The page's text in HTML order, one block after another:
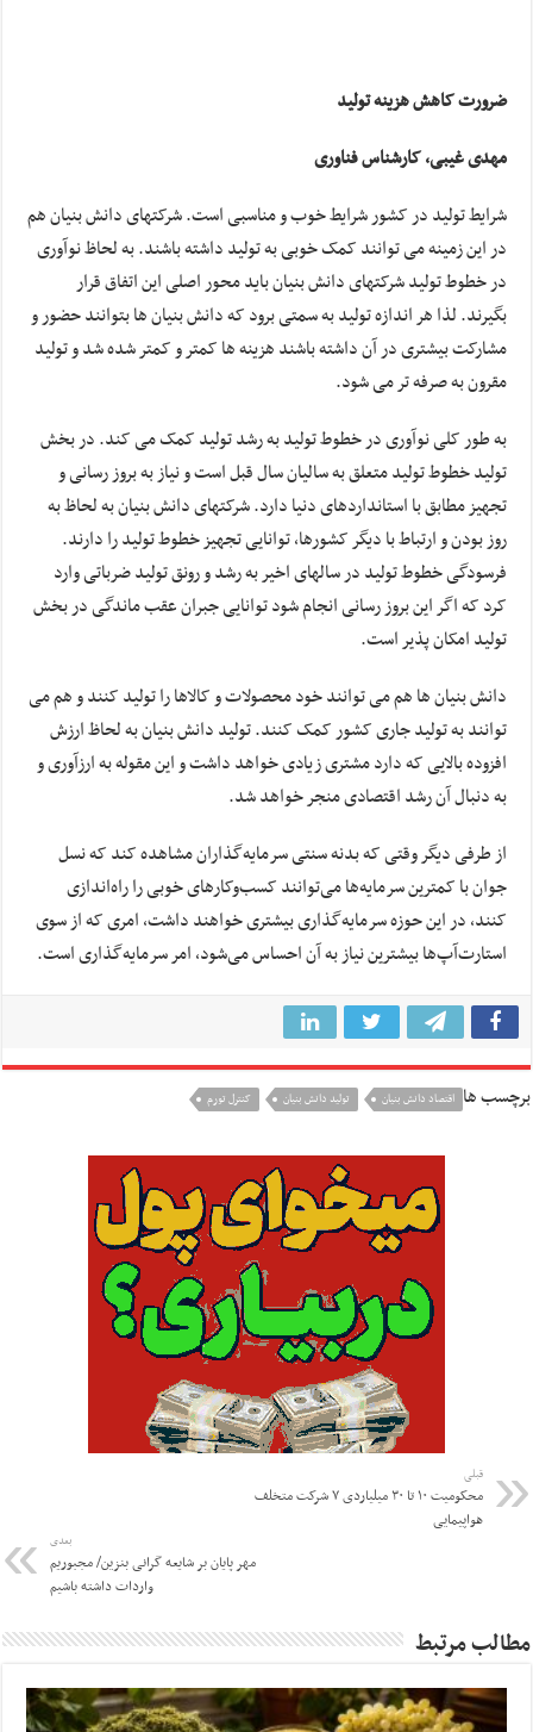
ضرورت کاهش هزینه تولید
مهدی غیبی، کارشناس فناوری
شرایط تولید در کشور شرایط خوب و مناسبی است. شرکتهای دانش بنیان هم
در این زمینه می توانند کمک خوبی به تولید داشته باشند. به لحاظ نوآوری
در خطوط تولید شرکتهای دانش بنیان باید محور اصلی این اتفاق قرار
بگیرند. لذا هر اندازه تولید به سمتی برود که دانش بنیان ها بتوانند حضور و
مشارکت بیشتری در آن داشته باشند هزینه ها کمتر و کمتر شده شد و تولید
مقرون به صرفه تر می شود.
به طور کلی نوآوری در خطوط تولید به رشد تولید کمک می کند. در بخش
تولید خطوط تولید متعلق به سالیان سال قبل است و نیاز به بروز رسانی و
تجهیز مطابق با استانداردهای دنیا دارد. شرکتهای دانش بنیان به لحاظ به
روز بودن و ارتباط با دیگر کشورها، توانایی تجهیز خطوط تولید را دارند.
فرسودگی خطوط تولید در سالهای اخیر به رشد و رونق تولید ضرباتی وارد
کرد که اگر این بروز رسانی انجام شود توانایی جبران عقب ماندگی در بخش
تولید امکان پذیر است.
دانش بنیان ها هم می توانند خود محصولات و کالاها را تولید کنند و هم می
توانند به تولید جاری کشور کمک کنند. تولید دانش بنیان به لحاظ ارزش
افزوده بالایی که دارد مشتری زیادی خواهد داشت و این مقوله به ارزآوری و
به دنبال آن رشد اقتصادی منجر خواهد شد.
از طرفی دیگر وقتی که بدنه سنتی سرمایه‌گذاران مشاهده کند که نسل
جوان با کمترین سرمایه‌ها می‌توانند کسب‌وکارهای خوبی را راه‌اندازی
کنند، در این حوزه سرمایه‌گذاری بیشتری خواهند داشت، امری که از سوی
استارت‌آپ‌ها بیشترین نیاز به آن احساس می‌شود، امر سرمایه‌گذاری است.
برچسب ها اقتصاد دانش بنیان تولید دانش بنیان کنترل تورم
قبلی
محکومیت ۱۰ تا ۳۰ میلیاردی ۷ شرکت متخلف
هواپیمایی
بعدی
مهر پایان بر شایعه گرانی بنزین/ مجبوریم
واردات داشته باشیم
مطالب مرتبط